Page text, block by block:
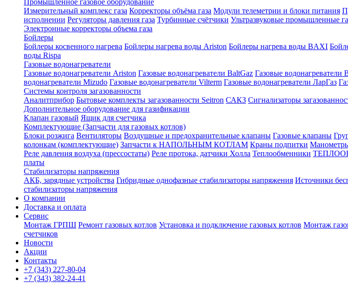
Промышленное газовое оборудование
Измерительный комплекс газа Корректоры объёма газа Модули телеметрии и блоки питания
исполнении Регуляторы давления газа Турбинные счётчики Ультразвуковые промышленные
Электронные корректоры объема газа
Бойлеры
Бойлеры косвенного нагрева Бойлеры нагрева воды Ariston Бойлеры нагрева воды BAXI
воды Rispa
Газовые водонагреватели
Газовые водонагреватели Ariston Газовые водонагреватели BaltGaz Газовые водонагреватели
водонагреватели Mizudo Газовые водонагреватели Vilterm Газовые водонагреватели ЛарГаз
Системы контроля загазованности
Аналитприбор Бытовые комплекты загазованности Seitron САКЗ Сигнализаторы
Дополнительное оборудование для газификации
Клапан газовый Ящик для счетчика
Комплектующие (Запчасти для газовых котлов)
Блоки розжига Вентиляторы Воздушные и предохранительные клапаны Газовые клапаны
колонкам (комплектующие) Запчасти к НАПОЛЬНЫМ КОТЛАМ Краны подпитки
Реле давления воздуха (прессостаты) Реле протока, датчики Холла Теплообменники
платы
Стабилизаторы напряжения
АКБ, зарядные устройства Гибридные однофазные стабилизаторы напряжения Источники
стабилизаторы напряжения
О компании
Доставка и оплата
Сервис
Монтаж ГРПШ Ремонт газовых котлов Установка и подключение газовых котлов Монтаж
счетчиков
Новости
Акции
Контакты
+7 (343) 227-80-04
+7 (343) 382-24-41